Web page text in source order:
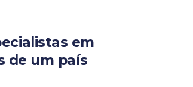
em
de um país